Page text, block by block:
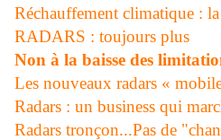
Réchauffement climatique :
RADARS : toujours plus
Non à la baisse des
Les nouveaux radars «
Radars : un business qui
Radars tronçon...Pas de